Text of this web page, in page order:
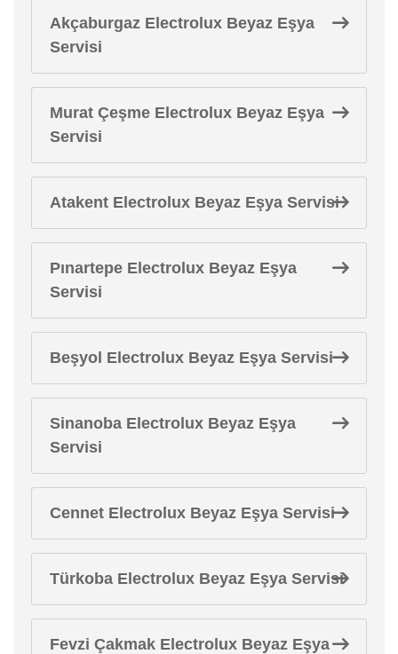
Akçaburgaz Electrolux Beyaz Eşya
Servisi
Murat Çeşme Electrolux Beyaz Eşya
Servisi
Atakent Electrolux Beyaz Eşya Servisi
Pınartepe Electrolux Beyaz Eşya
Servisi
Beşyol Electrolux Beyaz Eşya Servisi
Sinanoba Electrolux Beyaz Eşya
Servisi
Cennet Electrolux Beyaz Eşya Servisi
Türkoba Electrolux Beyaz Eşya Servisi
Fevzi Çakmak Electrolux Beyaz Eşya